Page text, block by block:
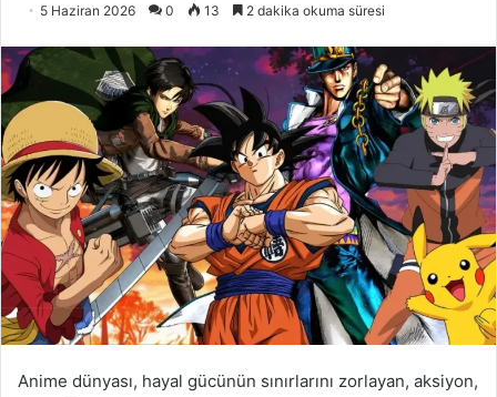
5 Haziran 2026 0 13 2 dakika okuma süresi
Anime dünyası, hayal gücünün sınırlarını zorlayan, aksiyon,